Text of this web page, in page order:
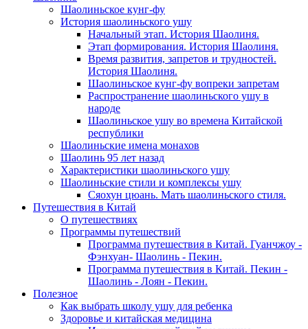
Шаолиньское кунг-фу
История шаолиньского ушу
Начальный этап. История Шаолиня.
Этап формирования. История Шаолиня.
Время развития, запретов и трудностей.
История Шаолиня.
Шаолиньское кунг-фу вопреки запретам
Распространение шаолиньского ушу в
народе
Шаолиньское ушу во времена Китайской
республики
Шаолиньские имена монахов
Шаолинь 95 лет назад
Характеристики шаолиньского ушу
Шаолиньские стили и комплексы ушу
Сяохун цюань. Мать шаолиньского стиля.
Путешествия в Китай
О путешествиях
Программы путешествий
Программа путешествия в Китай. Гуанчжоу -
Фэнхуан- Шаолинь - Пекин.
Программа путешествия в Китай. Пекин -
Шаолинь - Лоян - Пекин.
Полезное
Как выбрать школу ушу для ребенка
Здоровье и китайская медицина